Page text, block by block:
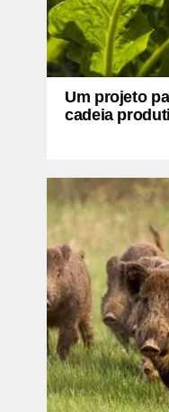
Um projeto
cadeia